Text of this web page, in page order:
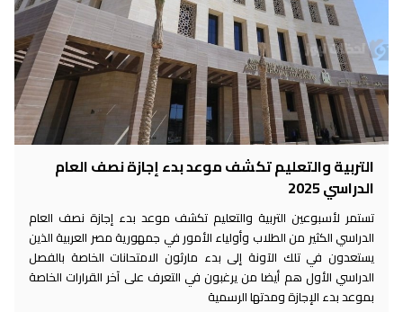
التربية والتعليم تكشف موعد بدء إجازة نصف العام
الدراسي 2025
تستمر لأسبوعين التربية والتعليم تكشف موعد بدء إجازة نصف العام
الدراسي الكثير من الطلاب وأولياء الأمور في جمهورية مصر العربية الذين
يستعدون في تلك الآونة إلى بدء مارثون الامتحانات الخاصة بالفصل
الدراسي الأول هم أيضا من يرغبون في التعرف على آخر القرارات الخاصة
بموعد بدء الإجازة ومدتها الرسمية